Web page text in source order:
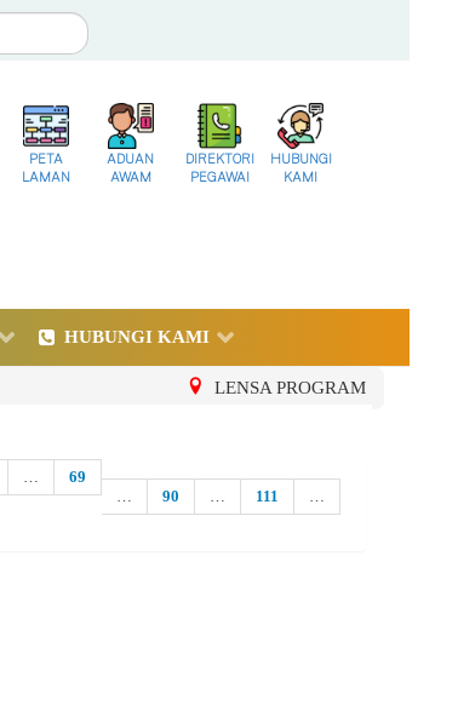
PETA
LAMAN
ADUAN
AWAM
DIREKTORI
PEGAWAI
HUBUNGI
KAMI
HUBUNGI KAMI
LENSA PROGRAM
69
90 111